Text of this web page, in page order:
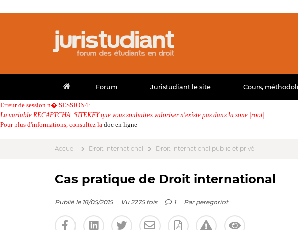
Forum Juristudiant le site Cours,
Erreur de session n� SESSION4:
La variable RECAPTCHA_SITEKEY que vous souhaitez valoriser n'existe pas dans la zone |root|.
Pour plus d'informations, consultez la doc en ligne
Accueil Droit international Droit international public et privé
Cas pratique de Droit international
Publié le 18/05/2015 Vu 2275 fois 1 Par peregoriot